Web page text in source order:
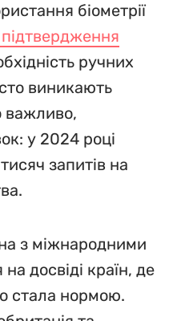
біометрії
ручних
виникають
важливо,
у 2024 році
запитів на
з міжнародними
досвіді країн, де
стала нормою.